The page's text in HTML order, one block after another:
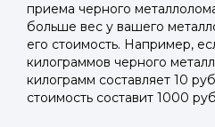
приема черного
больше вес у вашего
его стоимость. Например,
килограммов черного
килограмм составляет 10
стоимость составит 1000